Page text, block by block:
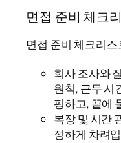
면접 준비 체크
면접 준비 체크리스
회사 조사와
원칙, 근무 시
핑하고, 끝에
복장 및 시간
정하게 차려